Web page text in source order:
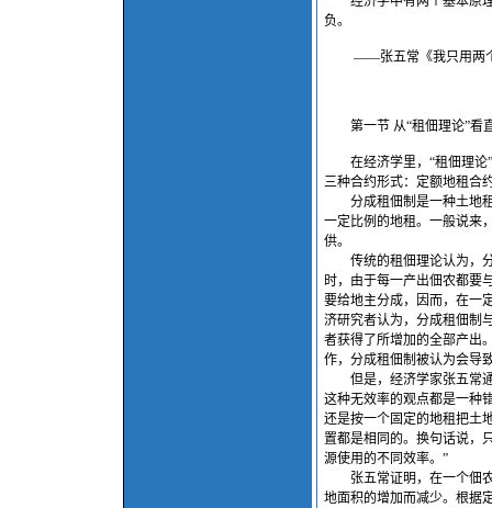
负。
——张五常《我只用两个
第一节 从“租佃理论”看
在经济学里，“租佃理论”
三种合约形式：定额地租合
分成租佃制是一种土地租
一定比例的地租。一般说来
供。
传统的租佃理论认为，分
时，由于每一产出佃农都要
要给地主分成，因而，在一
济研究者认为，分成租佃制
者获得了所增加的全部产出
作，分成租佃制被认为会导
但是，经济学家张五常通
这种无效率的观点都是一种
还是按一个固定的地租把土
置都是相同的。换句话说，
源使用的不同效率。”
张五常证明，在一个佃农
地面积的增加而减少。根据